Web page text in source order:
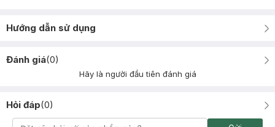
Hướng dẫn sử dụng
Đánh giá(0)
Hãy là người đầu tiên đánh giá
Hỏi đáp(0)